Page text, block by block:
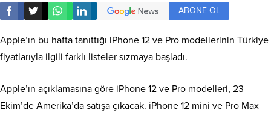
ABONE OL
Apple’ın bu hafta tanıttığı iPhone 12 ve Pro modellerinin Türkiye
fiyatlarıyla ilgili farklı listeler sızmaya başladı.
Apple’ın açıklamasına göre iPhone 12 ve Pro modelleri, 23
Ekim’de Amerika’da satışa çıkacak. iPhone 12 mini ve Pro Max